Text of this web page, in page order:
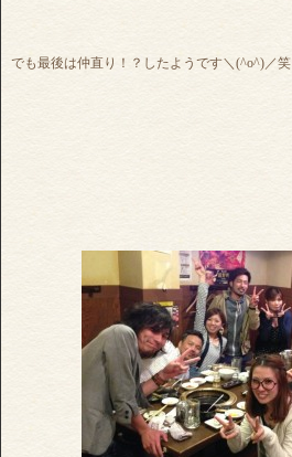
でも最後は仲直り！？したようです＼(^o^)／笑